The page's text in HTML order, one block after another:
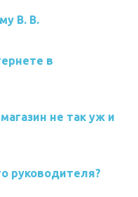
В. В.
в
не так уж и
руководителя?